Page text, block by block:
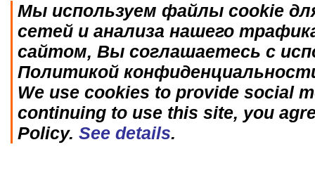
Мы используем файлы cookie
сетей и анализа нашего
сайтом, Вы соглашаетесь с
Политикой
We use cookies to provide social
continuing to use this site, you
Policy. See details.